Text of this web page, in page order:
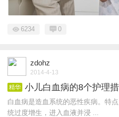
6234 0
zdohz
2014-4-13
精华 小儿白血病的8个护理
白血病是造血系统的恶性疾病。特
统过度增生，进入血液并浸 ...